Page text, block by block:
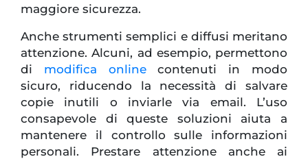
maggiore sicurezza.
Anche strumenti semplici e diffusi meritano
attenzione. Alcuni, ad esempio, permettono
di modifica onlinecontenuti in modo
sicuro, riducendo la necessità di salvare
copie inutili o inviarle via email. L’uso
consapevole di queste soluzioni aiuta a
mantenere il controllo sulle informazioni
personali. Prestare attenzione anche ai